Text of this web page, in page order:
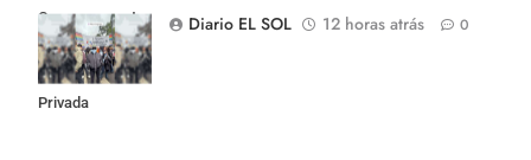
Congreso contra
la Ley de
Propiedad
Privada
Diario EL SOL
12 horas atrás 0